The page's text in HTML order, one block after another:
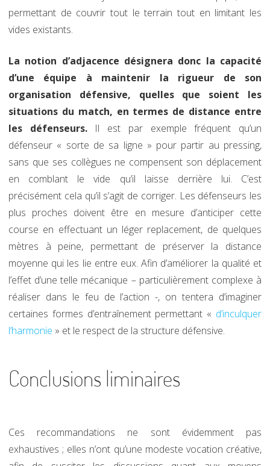
permettant de couvrir tout le terrain tout en limitant les
vides existants.
La notion d’adjacence désignera donc la capacité
d’une équipe à maintenir la rigueur de son
organisation défensive, quelles que soient les
situations du match, en termes de distance entre
les défenseurs.Il est par exemple fréquent qu’un
défenseur « sorte de sa ligne » pour partir au pressing,
sans que ses collègues ne compensent son déplacement
en comblant le vide qu’il laisse derrière lui. C’est
précisément cela qu’il s’agit de corriger. Les défenseurs les
plus proches doivent être en mesure d’anticiper cette
course en effectuant un léger replacement, de quelques
mètres à peine, permettant de préserver la distance
moyenne qui les lie entre eux. Afin d’améliorer la qualité et
l’effet d’une telle mécanique – particulièrement complexe à
réaliser dans le feu de l’action -, on tentera d’imaginer
certaines formes d’entraînement permettant « d’inculquer
l’harmonie » et le respect de la structure défensive.
Conclusions liminaires
Ces recommandations ne sont évidemment pas
exhaustives ; elles n’ont qu’une modeste vocation créative,